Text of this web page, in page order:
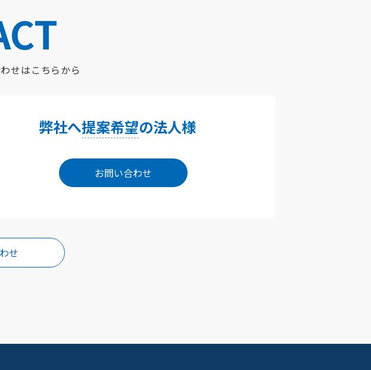
せはこちらから
弊社へ提案希望の法人様
お問い合わせ
せ